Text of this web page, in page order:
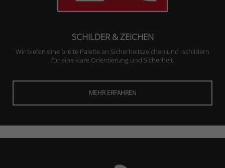
SCHILDER & ZEICHEN
Wir bieten eine breite Palette an Sicherheitszeichen und -schildern
für eine klare Orientierung und Sicherheit.
MEHR ERFAHREN